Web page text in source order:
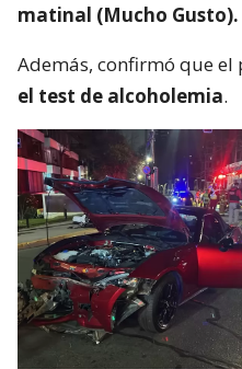
matinal (Mucho
Además, confirmó que el
el test de alcoholemia.